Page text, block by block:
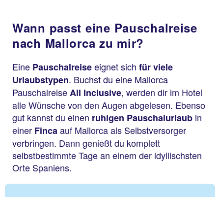
Wann passt eine Pauschalreise
nach Mallorca zu mir?
Eine Pauschalreiseeignet sich für viele
Urlaubstypen. Buchst du eine Mallorca
PauschalreiseAll Inclusive, werden dir im Hotel
alle Wünsche von den Augen abgelesen. Ebenso
gut kannst du einen ruhigen Pauschalurlaub in
einer Fincaauf Mallorca als Selbstversorger
verbringen. Dann genießt du komplett
selbstbestimmte Tage an einem der idyllischsten
Orte Spaniens.